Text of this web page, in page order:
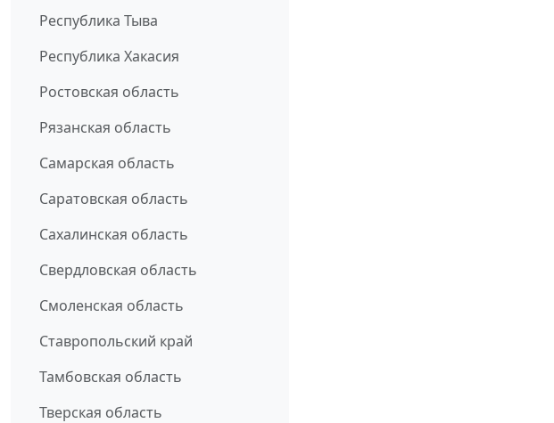
Республика Тыва
Республика Хакасия
Ростовская область
Рязанская область
Самарская область
Саратовская область
Сахалинская область
Свердловская область
Смоленская область
Ставропольский край
Тамбовская область
Тверская область